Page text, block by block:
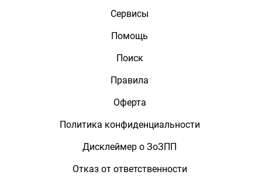
Сервисы
Помощь
Поиск
Правила
Оферта
Политика конфиденциальности
Дисклеймер о ЗоЗПП
Отказ от ответственности